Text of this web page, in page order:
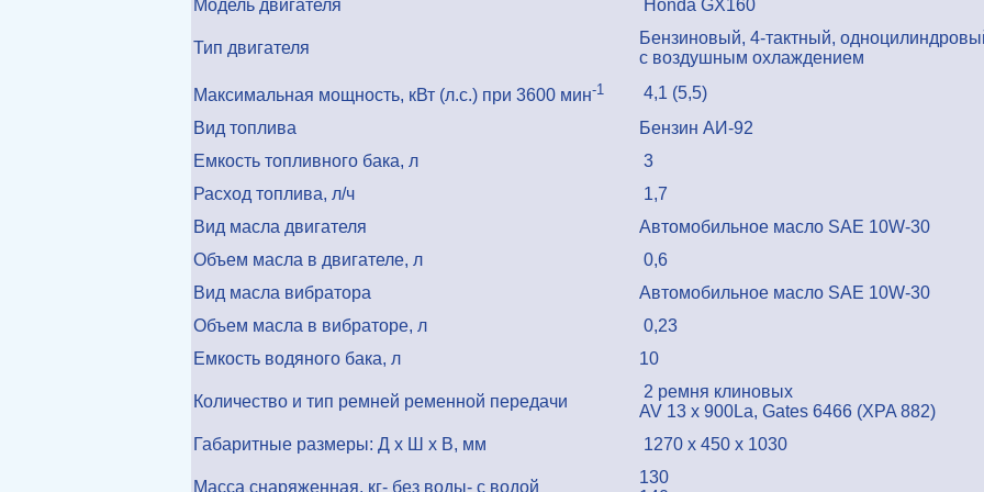
Модель двигателя Honda GX160
Тип двигателя
Бензиновый, 4-тактный,
с воздушным охлаждением
Максимальная мощность, кВт (л.с.) при 3600 мин-1
4,1 (5,5)
Вид топлива
Бензин АИ-92
Емкость топливного бака, л
3
Расход топлива, л/ч
1,7
Вид масла двигателя
Автомобильное масло SAE 10W-30
Объем масла в двигателе, л
0,6
Вид масла вибратора
Автомобильное масло SAE 10W-30
Объем масла в вибраторе, л
0,23
Емкость водяного бака, л
10
Количество и тип ремней ременной передачи
2 ремня клиновых
AV 13 x 900La, Gates 6466 (XPA 882)
Габаритные размеры: Д x Ш x В, мм
1270 x 450 x 1030
Масса снаряженная, кг- без воды- с водой
130